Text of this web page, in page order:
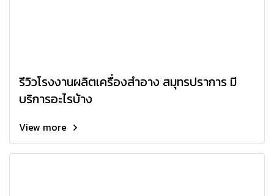
รีวิวโรงงานผลิตเครื่องสำอาง สมุทรปราการ มี
บริการอะไรบ้าง
View more